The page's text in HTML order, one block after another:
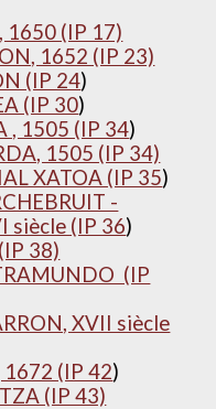
1650 (IP 17)
1652 (IP 23)
(IP 24)
(IP 30)
, 1505 (IP 34)
1505 (IP 34)
XATOA (IP 35)
-
siècle (IP 36)
38)
(IP
XVII siècle
1672 (IP 42)
(IP 43)